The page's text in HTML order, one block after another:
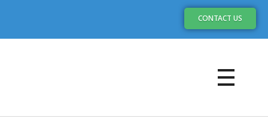
CONTACT US